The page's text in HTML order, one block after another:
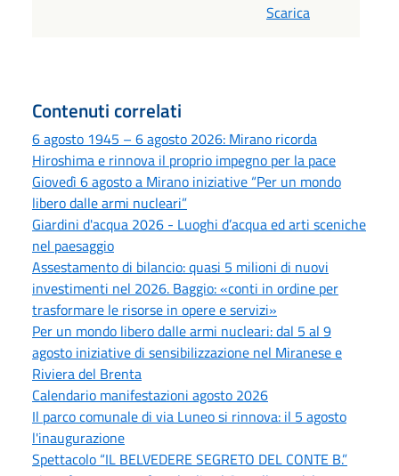
Scarica
Contenuti correlati
6 agosto 1945 – 6 agosto 2026: Mirano ricorda
Hiroshima e rinnova il proprio impegno per la pace
Giovedì 6 agosto a Mirano iniziative “Per un mondo
libero dalle armi nucleari”
Giardini d'acqua 2026 - Luoghi d’acqua ed arti sceniche
nel paesaggio
Assestamento di bilancio: quasi 5 milioni di nuovi
investimenti nel 2026. Baggio: «conti in ordine per
trasformare le risorse in opere e servizi»
Per un mondo libero dalle armi nucleari: dal 5 al 9
agosto iniziative di sensibilizzazione nel Miranese e
Riviera del Brenta
Calendario manifestazioni agosto 2026
Il parco comunale di via Luneo si rinnova: il 5 agosto
l'inaugurazione
Spettacolo “IL BELVEDERE SEGRETO DEL CONTE B.”